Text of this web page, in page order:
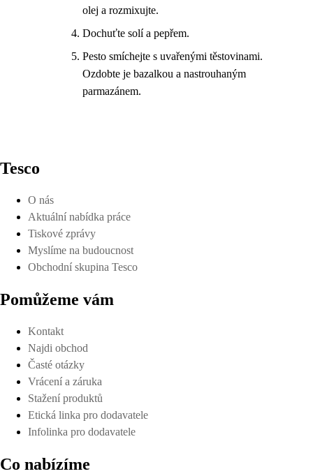
olej a rozmixujte.
Dochuťte solí a pepřem.
Pesto smíchejte s uvařenými těstovinami.
Ozdobte je bazalkou a nastrouhaným
parmazánem.
Tesco
O nás
Aktuální nabídka práce
Tiskové zprávy
Myslíme na budoucnost
Obchodní skupina Tesco
Pomůžeme vám
Kontakt
Najdi obchod
Časté otázky
Vrácení a záruka
Stažení produktů
Etická linka pro dodavatele
Infolinka pro dodavatele
Co nabízíme